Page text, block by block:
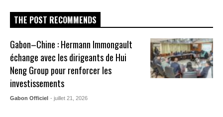
THE POST RECOMMENDS
Gabon–Chine : Hermann Immongault
échange avec les dirigeants de Hui
Neng Group pour renforcer les
investissements
Gabon Officiel - juillet 21, 2026